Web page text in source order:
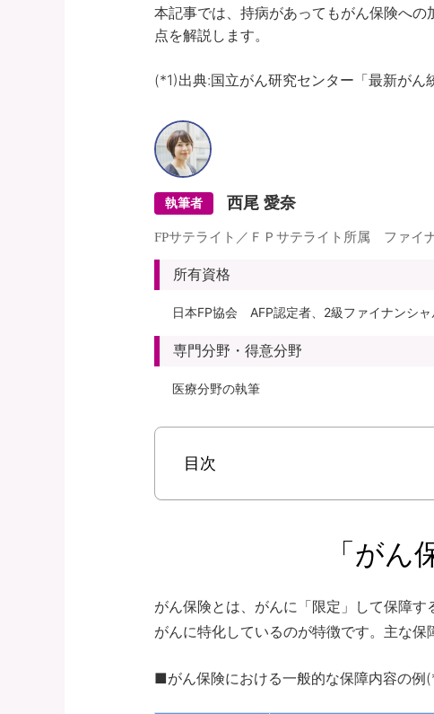
本記事では、持病があってもがん保険へ
点を解説します。
(*1)出典:国立がん研究センター「最新がん
執筆者 西尾 愛奈
FPサテライト／ＦＰサテライト所属 ファイ
所有資格
日本FP協会 AFP認定者、2級ファイナンシ
専門分野・得意分野
医療分野の執筆
目次
「が
がん保険とは、がんに「限定」して保障
がんに特化しているのが特徴です。主な保
■がん保険における一般的な保障内容の